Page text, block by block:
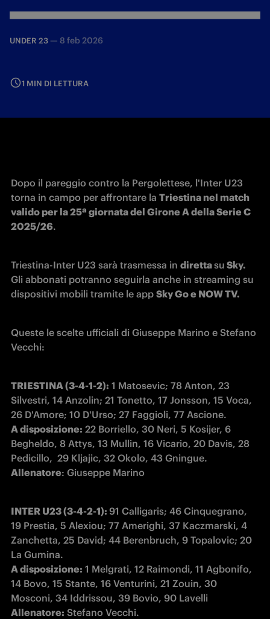
UNDER 23 — 8 feb 2026
1 MIN DI LETTURA
Dopo il pareggio contro la Pergolettese, l'Inter U23
torna in campo per affrontare la Triestina nel match
valido per la 25ª giornata del Girone A della Serie C
2025/26.
Triestina-Inter U23 sarà trasmessa in diretta su
Gli abbonati potranno seguirla anche in streaming su
dispositivi mobili tramite le app Sky Go e NOW TV.
Queste le scelte ufficiali di Giuseppe Marino e Stefano
Vecchi:
TRIESTINA (3-4-1-2): 1 Matosevic; 78 Anton, 23
Silvestri, 14 Anzolin; 21 Tonetto, 17 Jonsson, 15 Voca,
A disposizione: 22 Borriello, 30 Neri, 5 Kosijer, 6
Begheldo, 8 Attys, 13 Mullin, 16 Vicario, 20 Davis, 28
Allenatore: Giuseppe Marino
INTER U23 (3-4-2-1): 91 Calligaris; 46 Cinquegrano,
19 Prestia, 5 Alexiou; 77 Amerighi, 37 Kaczmarski, 4
Zanchetta, 25 David; 44 Berenbruch, 9 Topalovic; 20
A disposizione: 1 Melgrati, 12 Raimondi, 11 Agbonifo,
14 Bovo, 15 Stante, 16 Venturini, 21 Zouin, 30
Allenatore: Stefano Vecchi.